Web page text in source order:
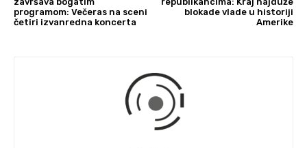
programom: Večeras na sceni
četiri izvanredna koncerta
blokade vlade u historiji
Amerike